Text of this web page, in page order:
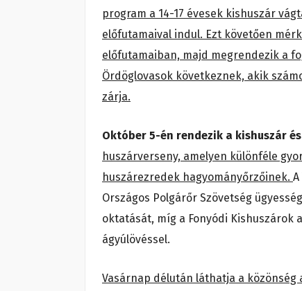
program a 14-17 évesek kishuszár
előfutamaival indul. Ezt követően
előfutamaiban, majd megrendezik a
Ördöglovasok következnek, akik
zárja.
Október 5-én rendezik a kishuszár
huszárverseny, amelyen különféle
huszárezredek hagyományőrzőinek.
Országos Polgárőr Szövetség
oktatását, míg a Fonyódi
ágyúlövéssel.
Vasárnap délután láthatja a közönség